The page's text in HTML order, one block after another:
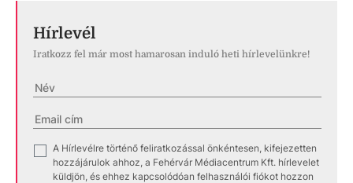
Hírlevél
Iratkozz fel már most hamarosan induló heti hírlevelünkre!
A Hírlevélre történő feliratkozással önkéntesen, kifejezetten
hozzájárulok ahhoz, a Fehérvár Médiacentrum Kft. hírlevelet
küldjön, és ehhez kapcsolódóan felhasználói fiókot hozzon